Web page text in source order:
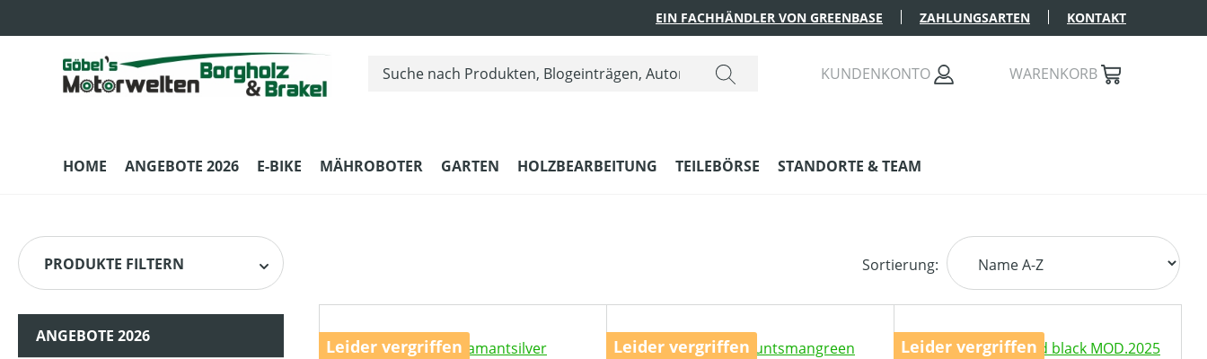
EIN FACHHÄNDLER VON GREENBASE ZAHLUNGSARTEN KONTAKT
KUNDENKONTO WARENKORB
HOME ANGEBOTE 2026 E-BIKE MÄHROBOTER GARTEN HOLZBEARBEITUNG TEILEBÖRSE STANDORTE & TEAM
PRODUKTE FILTERN
HERSTELLER
ANGEBOTE 2026
Sortierung:
Leider vergriffen Leider vergriffen
Leider vergriffen